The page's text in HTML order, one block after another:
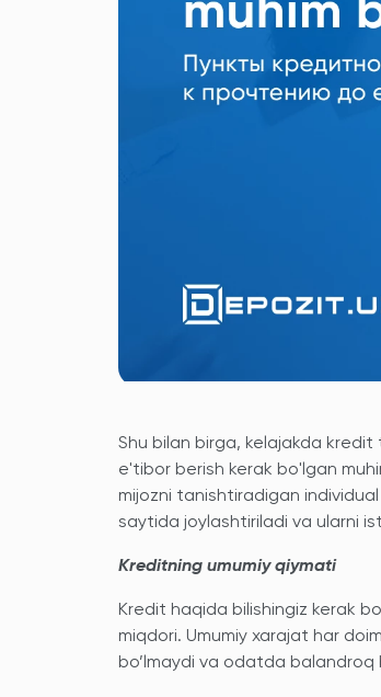
Shu bilan birga, kelajakda
e'tibor berish kerak bo'lgan
mijozni tanishtiradigan
saytida joylashtiriladi va ularni
Kreditning umumiy qiymati
Kredit haqida bilishingiz kerak
miqdori. Umumiy xarajat har
bo’lmaydi va odatda balandroq